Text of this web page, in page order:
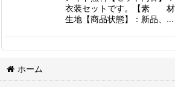
衣装セットです。【素 材
生地【商品状態】：新品、…
ホーム